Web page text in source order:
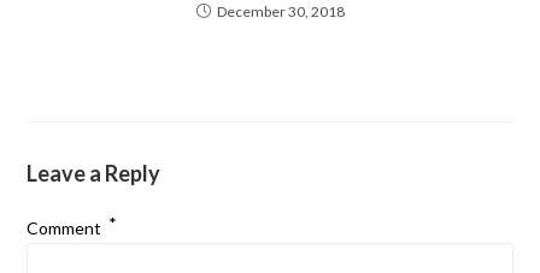
December 30, 2018
Leave a Reply
Comment *